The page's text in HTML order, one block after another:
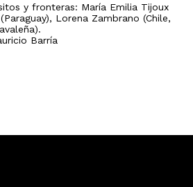
y fronteras: María Emilia Tijoux
Lorena Zambrano (Chile,
Barría